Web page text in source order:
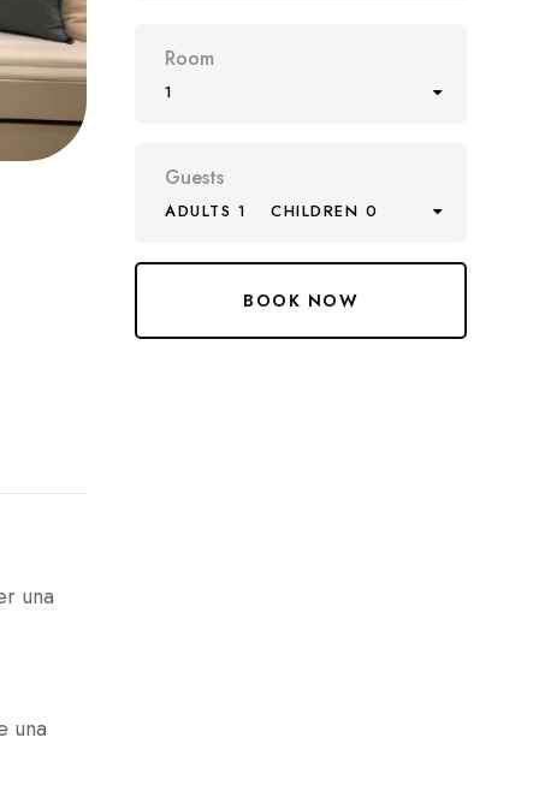
una
una
Room
1
Guests
ADULTS 1 CHILDREN 0